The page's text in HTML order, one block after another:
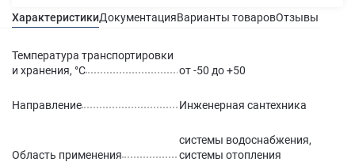
ХарактеристикиДокументацияВарианты товаровОтзывы
Температура транспортировки
и хранения, °С
от -50 до +50
Направление Инженерная сантехника
Область применения
системы водоснабжения,
системы отопления